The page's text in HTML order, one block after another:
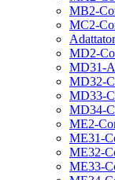
MB2-
MC2-
MD2-
MD31-
MD32-
MD33-
MD34-
ME2-
ME31-
ME32-
ME33-